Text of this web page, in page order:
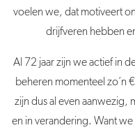
voelen we, dat motiveert
drijfveren hebben
Al 72 jaar zijn we actief in
beheren momenteel zo’n
zijn dus al even aanwezig,
en in verandering. Want